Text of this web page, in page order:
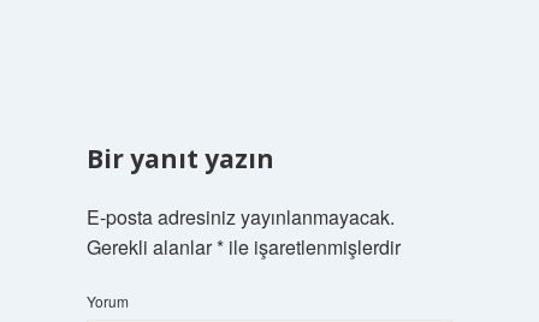
Bir yanıt yazın
E-posta adresiniz yayınlanmayacak.
Gerekli alanlar*ile işaretlenmişlerdir
Yorum